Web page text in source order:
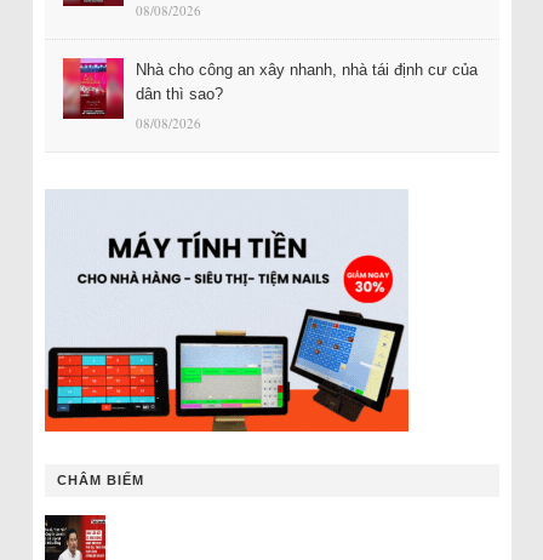
08/08/2026
Nhà cho công an xây nhanh, nhà tái định cư của
dân thì sao?
08/08/2026
CHÂM BIẾM